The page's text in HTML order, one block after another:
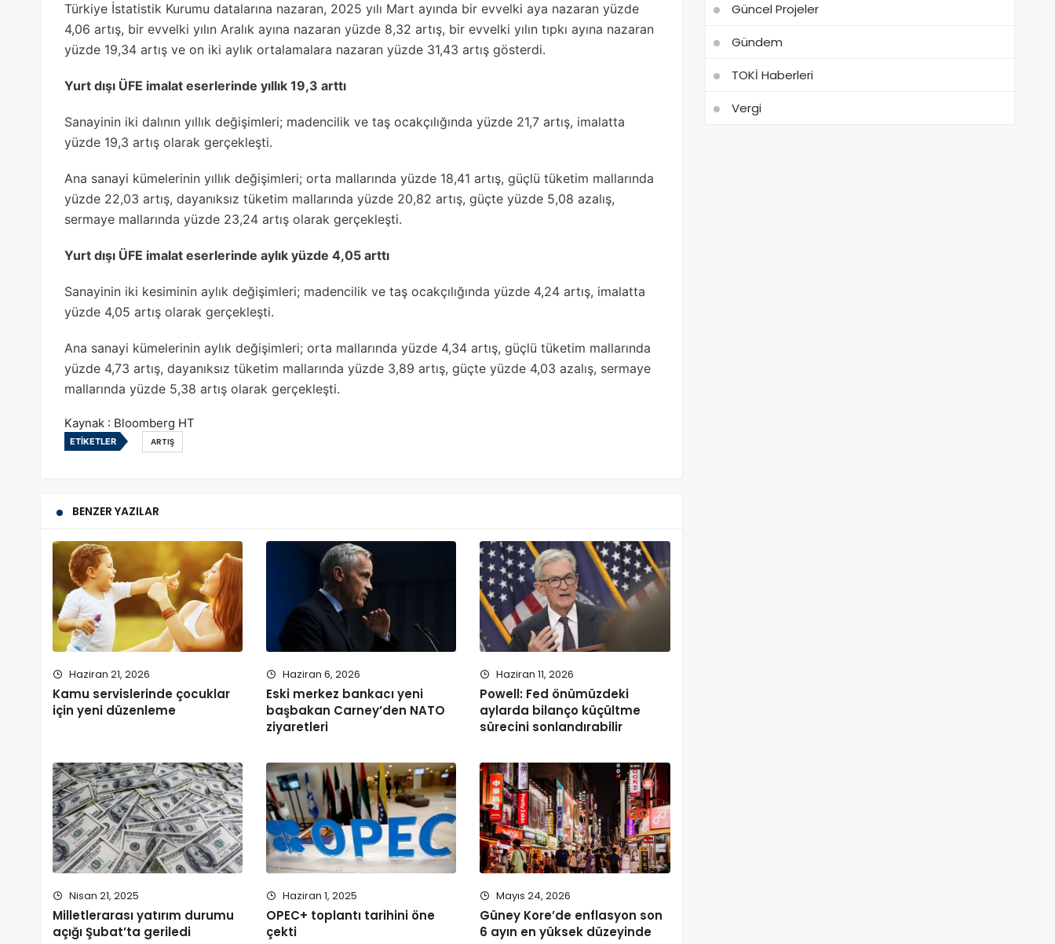
Türkiye İstatistik Kurumu datalarına nazaran, 2025 yılı Mart ayında bir evvelki aya nazaran yüzde
4,06 artış, bir evvelki yılın Aralık ayına nazaran yüzde 8,32 artış, bir evvelki yılın tıpkı ayına nazaran
yüzde 19,34 artış ve on iki aylık ortalamalara nazaran yüzde 31,43 artış gösterdi.
Yurt dışı ÜFE imalat eserlerinde yıllık 19,3 arttı
Sanayinin iki dalının yıllık değişimleri; madencilik ve taş ocakçılığında yüzde 21,7 artış, imalatta
yüzde 19,3 artış olarak gerçekleşti.
Ana sanayi kümelerinin yıllık değişimleri; orta mallarında yüzde 18,41 artış, güçlü tüketim mallarında
yüzde 22,03 artış, dayanıksız tüketim mallarında yüzde 20,82 artış, güçte yüzde 5,08 azalış,
sermaye mallarında yüzde 23,24 artış olarak gerçekleşti.
Yurt dışı ÜFE imalat eserlerinde aylık yüzde 4,05 arttı
Sanayinin iki kesiminin aylık değişimleri; madencilik ve taş ocakçılığında yüzde 4,24 artış, imalatta
yüzde 4,05 artış olarak gerçekleşti.
Ana sanayi kümelerinin aylık değişimleri; orta mallarında yüzde 4,34 artış, güçlü tüketim mallarında
yüzde 4,73 artış, dayanıksız tüketim mallarında yüzde 3,89 artış, güçte yüzde 4,03 azalış, sermaye
mallarında yüzde 5,38 artış olarak gerçekleşti.
Kaynak : Bloomberg HT
ETIKETLER ARTIŞ
BENZER YAZILAR
Haziran 21, 2026
Kamu servislerinde çocuklar
için yeni düzenleme
Haziran 6, 2026
Eski merkez bankacı yeni
başbakan Carney’den NATO
ziyaretleri
Haziran 11, 2026
Powell: Fed önümüzdeki
aylarda bilanço küçültme
sürecini sonlandırabilir
Nisan 21, 2025
Milletlerarası yatırım durumu
açığı Şubat’ta geriledi
Haziran 1, 2025
OPEC+ toplantı tarihini öne
çekti
Mayıs 24, 2026
Güney Kore’de enflasyon son
6 ayın en yüksek düzeyinde
Güncel Projeler
Gündem
TOKİ Haberleri
Vergi